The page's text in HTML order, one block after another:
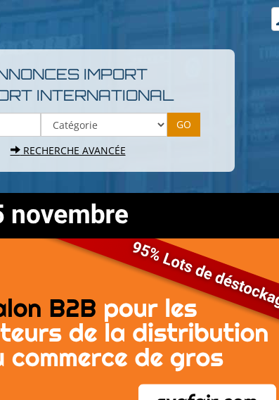
IMPORT
INTERNATIONAL
RECHERCHE AVANCÉE